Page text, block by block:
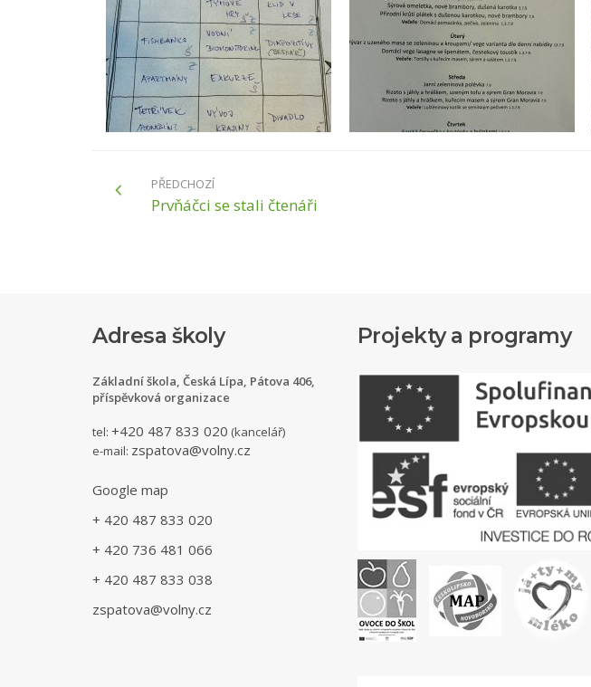
PŘEDCHOZÍ
Prvňáčci se stali čtenáři
Adresa školy
Základní škola, Česká Lípa, Pátova 406,
příspěvková organizace
tel: +420 487 833 020 (kancelář)
e-mail: zspatova@volny.cz
Google map
+ 420 487 833 020
+ 420 736 481 066
+ 420 487 833 038
zspatova@volny.cz
Projekty a programy